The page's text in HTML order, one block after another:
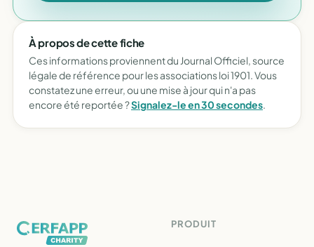
À propos de cette fiche
Ces informations proviennent du Journal Officiel, source
légale de référence pour les associations loi 1901. Vous
constatez une erreur, ou une mise à jour qui n'a pas
encore été reportée ?Signalez-le en 30 secondes.
PRODUIT